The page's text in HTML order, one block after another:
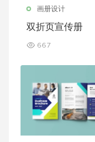
画册设计
双折页宣传册
667